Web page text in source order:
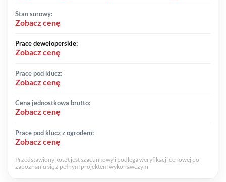
Stan surowy:
Zobacz cenę
Prace deweloperskie:
Zobacz cenę
Prace pod klucz:
Zobacz cenę
Cena jednostkowa brutto:
Zobacz cenę
Prace pod klucz z ogrodem:
Zobacz cenę
Przedstawiony koszt jest szacunkowy i podlega weryfikacji cenowej po
zapoznaniu się z pełnym projektem wykonawczym